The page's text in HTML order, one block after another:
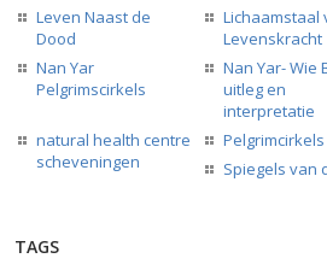
Leven Naast de
Dood
Lichaamstaal
Levenskracht
Nan Yar
Pelgrimscirkels
Nan Yar- Wie
uitleg en
interpretatie
natural health centre
scheveningen
Pelgrimcirkels
Spiegels van
TAGS